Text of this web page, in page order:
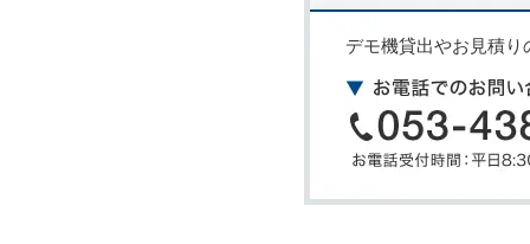
デモ機貸出やお見積